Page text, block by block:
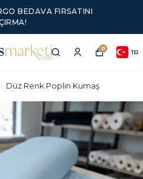
BEDAVA FIRSATINI
0 TR
Düz Renk Poplin Kumaş